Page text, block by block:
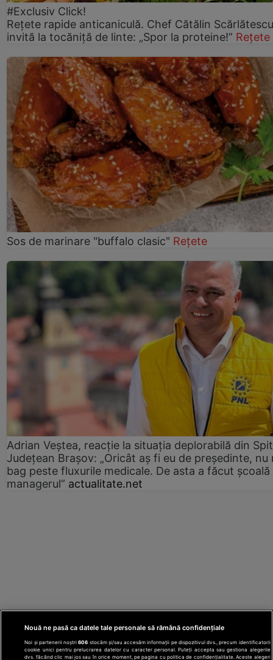
#Exclusiv Click!
Rețete rapide anticaniculă. Chef Cătălin
invită la tocăniță de linte: „Spor la proteine!” Rețete
Sos de marinare "buffalo clasic" Rețete
Adrian Veștea, reacție la situația deplorabilă din
Județean Brașov: „Oricât aș fi eu de președinte, nu
bag peste fluxurile medicale. De asta a făcut școală
managerul” actualitate.net
Nouă ne pasă ca datele tale personale să rămână confidențiale
Noi și partenerii noștri606 stocăm și/sau accesăm informații pe dispozitivul dvs., precum identificatorii
cookie unici pentru prelucrarea datelor cu caracter personal. Puteți accepta sau gestiona alegerile
dvs. făcând clic mai jos sau în orice moment, pe pagina cu politica de confidențialitate. Aceste alegeri